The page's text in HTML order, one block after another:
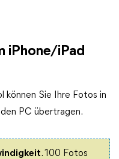
iPhone/iPad
können Sie Ihre Fotos in
PC übertragen.
. 100 Fotos